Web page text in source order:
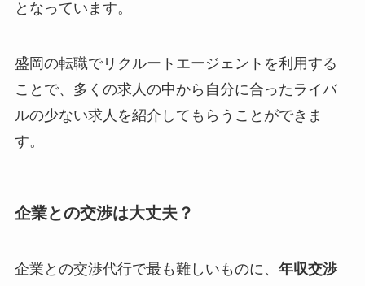
となっています。
盛岡の転職でリクルートエージェントを利用する
ことで、多くの求人の中から自分に合ったライバ
ルの少ない求人を紹介してもらうことができま
す。
企業との交渉は大丈夫？
企業との交渉代行で最も難しいものに、 年収交渉